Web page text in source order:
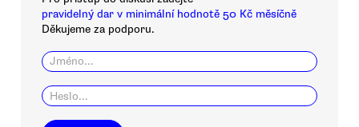
pravidelný dar v minimální hodnotě 50 Kč měsíčně
Děkujeme za podporu.